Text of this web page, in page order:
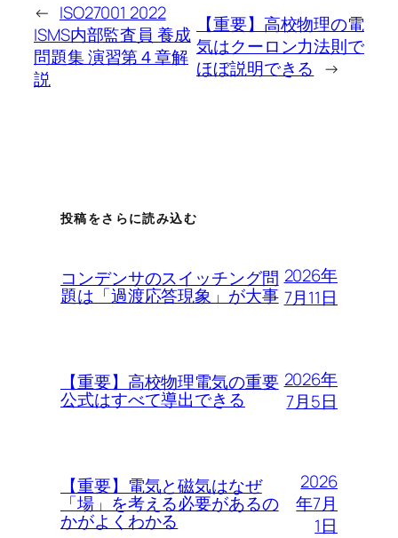
← ISO27001 2022
ISMS内部監査員 養成
問題集 演習第４章解
説
【重要】高校物理の電
気はクーロン力法則で
ほぼ説明できる →
投稿をさらに読み込む
コンデンサのスイッチング問
題は「過渡応答現象」が大事
2026年
7月11日
【重要】高校物理電気の重要
公式はすべて導出できる
2026年
7月5日
【重要】電気と磁気はなぜ
「場」を考える必要があるの
かがよくわかる
2026
年7月
1日